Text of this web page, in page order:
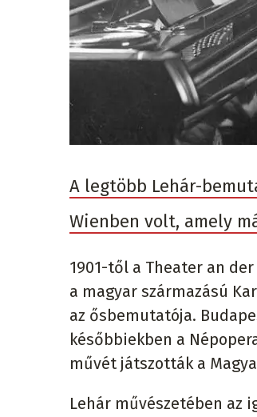
A legtöbb Lehár-
Wienben volt, amely
1901-től a Theater an
a magyar származású
az ősbemutatója.
későbbiekben a
művét játszották a
Lehár művészetében az